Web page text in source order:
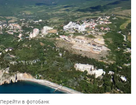
Перейти в фотобанк